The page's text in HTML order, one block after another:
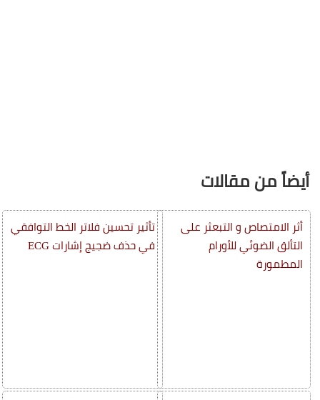
أيضاً من مقالات
أثر الامتصاص و التبعثر على
التألق الضوئي للأورام
المطمورة
تأثير تحسين فلاتر الخط التوافقي
في حذف ضجيج إشارات ECG